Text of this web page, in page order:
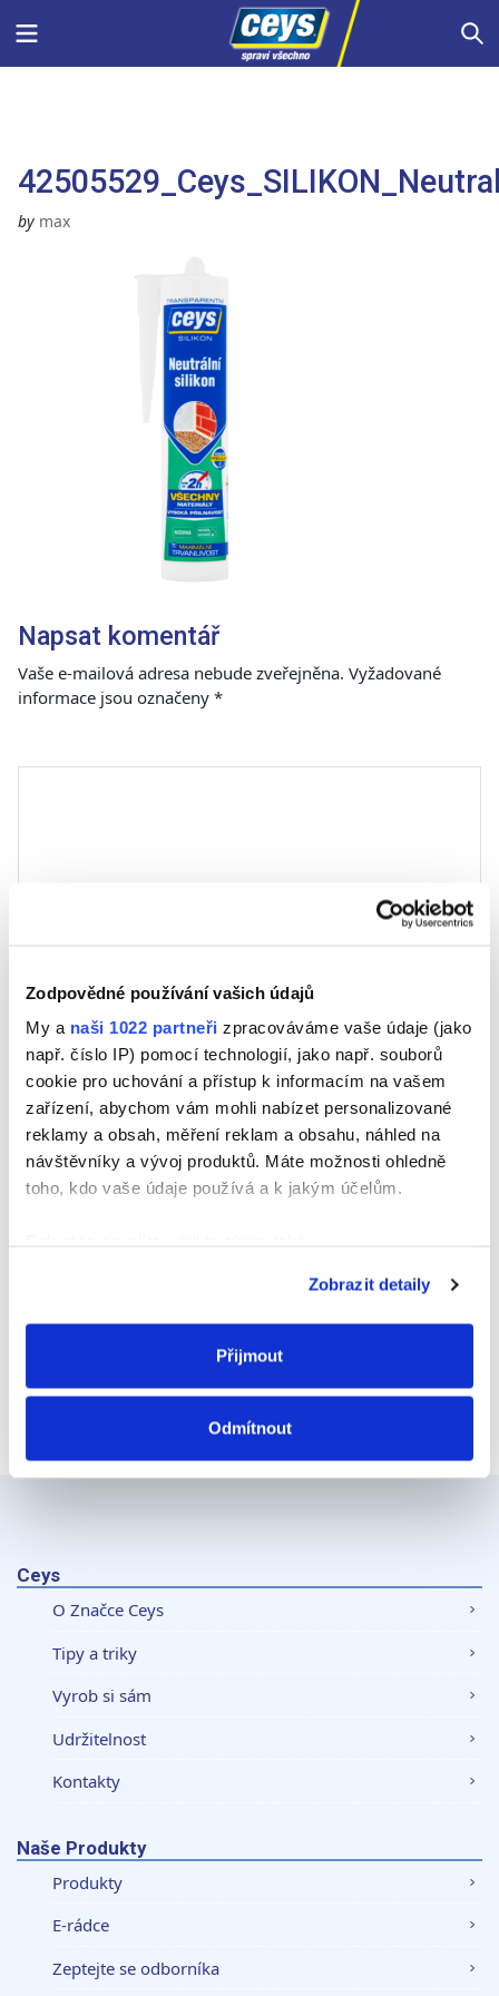
Zodpovědné používání vašich údajů
My a naši 1022 partneři zpracováváme vaše údaje (jako
např. číslo IP) pomocí technologií, jako např. souborů
cookie pro uchování a přístup k informacím na vašem
zařízení, abychom vám mohli nabízet personalizované
reklamy a obsah, měření reklam a obsahu, náhled na
návštěvníky a vývoj produktů. Máte možnosti ohledně
toho, kdo vaše údaje používá a k jakým účelům.
poloze, které mohou být přesné na několik metrů
Identifikovali vaše zařízení pomocí aktivního
skenování pro konkrétní charakteristiky (otisk prstu)
Zjistěte více o tom, jak zpracováváme vaše osobní
Svůj souhlas můžete kdykoliv změnit nebo odvolat v
části Prohlášení o souborech cookie.
soubory cookie. Informace o tom, jak náš web používáte,
analýzy. Partneři tyto údaje mohou zkombinovat s
dalšími informacemi, které jste jim poskytli nebo které
Zobrazit detaily
Přijmout
Odmítnout
Menu
by max
Napsat komentář
Vaše e-mailová adresa nebude zveřejněna. Vyžadované
informace jsou označeny *
Jméno
E-mail
Ceys
O Značce Ceys
Tipy a triky
Vyrob si sám
Udržitelnost
Kontakty
Naše Produkty
Produkty
E-rádce
Zeptejte se odborníka